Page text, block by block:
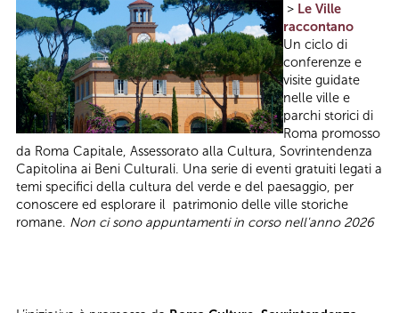
> Le Ville
raccontano
Un ciclo di
conferenze e
visite guidate
nelle ville e
parchi storici di
Roma promosso
da Roma Capitale, Assessorato alla Cultura, Sovrintendenza
Capitolina ai Beni Culturali. Una serie di eventi gratuiti legati a
temi specifici della cultura del verde e del paesaggio, per
conoscere ed esplorare il patrimonio delle ville storiche
romane. Non ci sono appuntamenti in corso nell'anno 2026